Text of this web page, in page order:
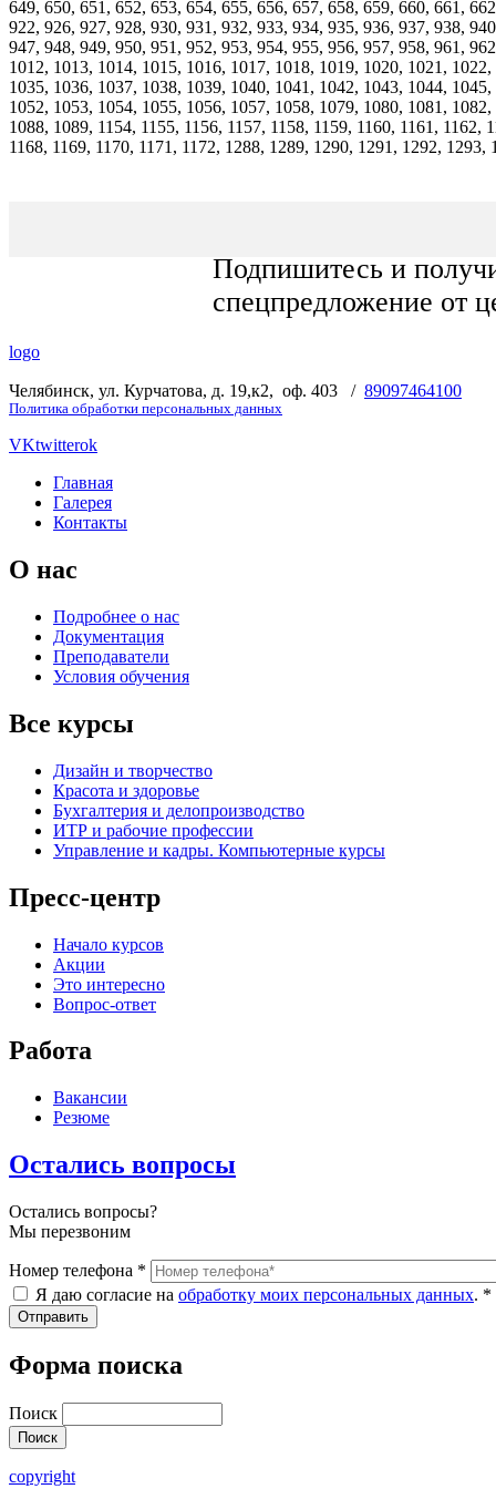
649, 650, 651, 652, 653, 654, 655, 656, 657, 658, 659, 660, 661,
922, 926, 927, 928, 930, 931, 932, 933, 934, 935, 936, 937, 938,
947, 948, 949, 950, 951, 952, 953, 954, 955, 956, 957, 958, 961,
1012, 1013, 1014, 1015, 1016, 1017, 1018, 1019, 1020, 1021,
1035, 1036, 1037, 1038, 1039, 1040, 1041, 1042, 1043, 1044,
1052, 1053, 1054, 1055, 1056, 1057, 1058, 1079, 1080, 1081,
1088, 1089, 1154, 1155, 1156, 1157, 1158, 1159, 1160, 1161, 1162,
1168, 1169, 1170, 1171, 1172, 1288, 1289, 1290, 1291, 1292, 1293,
Подпишитесь и
спецпредложение от
logo
Челябинск, ул. Курчатова, д. 19,к2, оф. 403 / 89097464100
Политика обработки персональных данных
VKtwitterok
Главная
Галерея
Контакты
О нас
Подробнее о нас
Документация
Преподаватели
Условия обучения
Все курсы
Дизайн и творчество
Красота и здоровье
Бухгалтерия и делопроизводство
ИТР и рабочие профессии
Управление и кадры. Компьютерные курсы
Пресс-центр
Начало курсов
Акции
Это интересно
Вопрос-ответ
Работа
Вакансии
Резюме
Остались вопросы
Остались вопросы?
Мы перезвоним
Номер телефона *
Я даю согласие на обработку моих персональных данных. *
Форма поиска
Поиск
copyright